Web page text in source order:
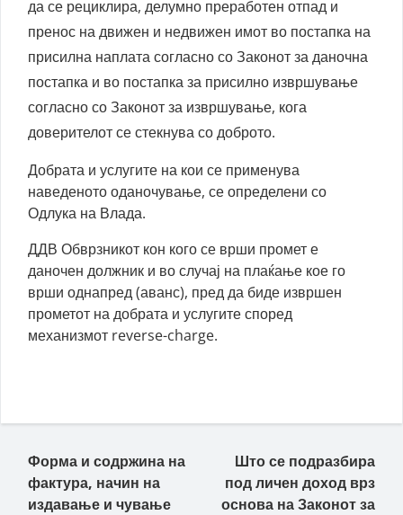
да се рециклира, делумно преработен отпад и
пренос на движен и недвижен имот во постапка на
присилна наплата согласно со Законот за даночна
постапка и во постапка за присилно извршување
согласно со Законот за извршување, кога
доверителот се стекнува со доброто.
Добрата и услугите на кои се применува
наведеното оданочување, се определени со
Одлука на Влада.
ДДВ Обврзникот кон кого се врши промет е
даночен должник и во случај на плаќање кое го
врши однапред (аванс), пред да биде извршен
прометот на добрата и услугите според
механизмот reverse-charge.
Пост навигација
Форма и содржина на
фактура, начин на
издавање и чување
Што се подразбира
под личен доход врз
основа на Законот за